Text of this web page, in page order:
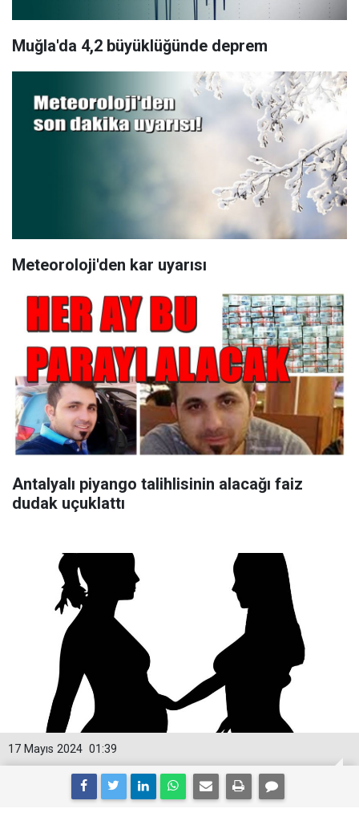
Muğla'da 4,2 büyüklüğünde deprem
Meteoroloji'den kar uyarısı
Antalyalı piyango talihlisinin alacağı faiz
dudak uçuklattı
01:39
17 Mayıs 2024